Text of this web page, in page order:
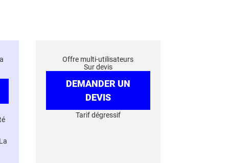
Offre multi-utilisateurs
Sur devis
DEMANDER UN
DEVIS
Tarif dégressif